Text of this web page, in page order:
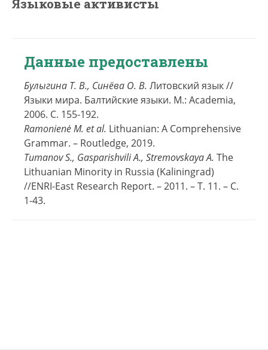
Языковые активисты
Данные предоставлены
Булыгина Т. В., Синёва О. В. Литовский язык //
Языки мира. Балтийские языки. М.: Academia,
2006. С. 155-192.
Ramonienė M. et al. Lithuanian: A Comprehensive
Grammar. – Routledge, 2019.
Tumanov S., Gasparishvili A., Stremovskaya A. The
Lithuanian Minority in Russia (Kaliningrad)
//ENRI-East Research Report. – 2011. – Т. 11. – С.
1-43.